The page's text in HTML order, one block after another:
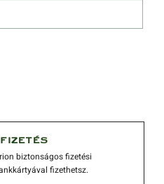
biztonságos fizetési
fizethetsz.